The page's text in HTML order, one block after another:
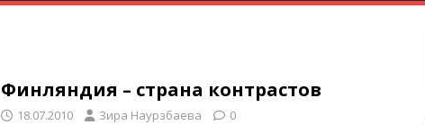
Финляндия – страна контрастов
18.07.2010 Зира Наурзбаева 0